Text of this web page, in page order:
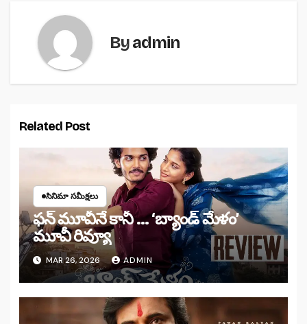
k
Byadmin
Related Post
సినిమా సమీక్షలు
ఫన్ మూవీనే కానీ … ‘బ్యాండ్‌ మేళం’
మూవీ రివ్యూ
MAR 26, 2026 ADMIN